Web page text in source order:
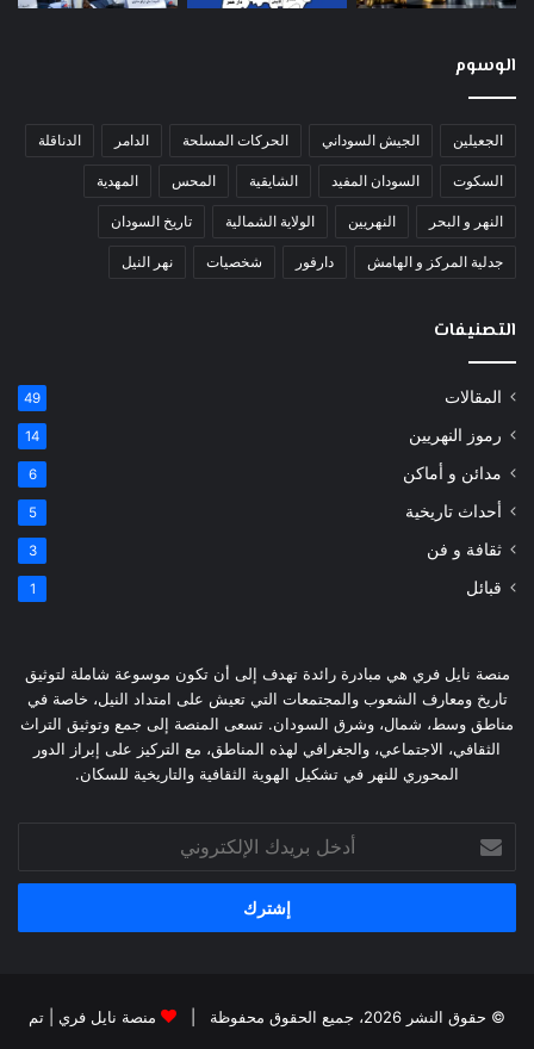
الوسوم
الجعيلين الجيش السوداني الحركات المسلحة الدامر الدناقلة
السكوت السودان المفيد الشايقية المحس المهدية
النهر و البحر النهريين الولاية الشمالية تاريخ السودان
جدلية المركز و الهامش دارفور شخصيات نهر النيل
التصنيفات
المقالات 49
رموز النهريين 14
مدائن و أماكن 6
أحداث تاريخية 5
ثقافة و فن 3
قبائل 1
منصة نايل فري هي مبادرة رائدة تهدف إلى أن تكون موسوعة شاملة لتوثيق
تاريخ ومعارف الشعوب والمجتمعات التي تعيش على امتداد النيل، خاصة في
مناطق وسط، شمال، وشرق السودان. تسعى المنصة إلى جمع وتوثيق التراث
الثقافي، الاجتماعي، والجغرافي لهذه المناطق، مع التركيز على إبراز الدور
المحوري للنهر في تشكيل الهوية الثقافية والتاريخية للسكان.
بريدك
الإلكتروني
© حقوق النشر 2026، جميع الحقوق محفوظة | منصة نايل فري | تم